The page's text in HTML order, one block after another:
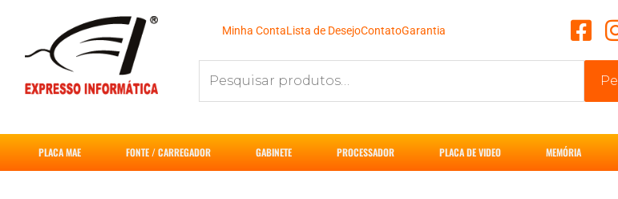
conteúdo
Minha ContaLista de DesejoContatoGarantia
por:
PLACA MAE FONTE / CARREGADOR GABINETE PROCESSADOR PLACA DE VIDEO MEMÓRIA